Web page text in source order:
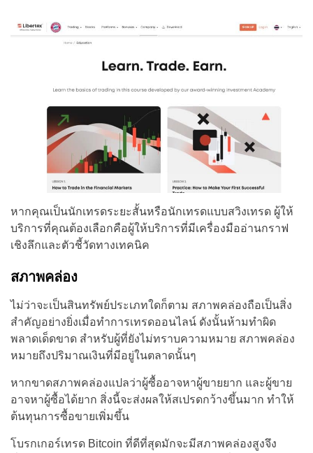
หากคุณเป็นนักเทรดระยะสั้นหรือนักเทรดแบบสวิงเทรด ผู้ให้
บริการที่คุณต้องเลือกคือผู้ให้บริการที่มีเครื่องมืออ่านกราฟ
เชิงลึกและตัวชี้วัดทางเทคนิค
สภาพคล่อง
ไม่ว่าจะเป็นสินทรัพย์ประเภทใดก็ตาม สภาพคล่องถือเป็นสิ่ง
สำคัญอย่างยิ่งเมื่อทำการเทรดออนไลน์ ดังนั้นห้ามทำผิด
พลาดเด็ดขาด สำหรับผู้ที่ยังไม่ทราบความหมาย สภาพคล่อง
หมายถึงปริมาณเงินที่มีอยู่ในตลาดนั้นๆ
หากขาดสภาพคล่องแปลว่าผู้ซื้ออาจหาผู้ขายยาก และผู้ขาย
อาจหาผู้ซื้อได้ยาก สิ่งนี้จะส่งผลให้สเปรดกว้างขึ้นมาก ทำให้
ต้นทุนการซื้อขายเพิ่มขึ้น
โบรกเกอร์เทรด Bitcoin ที่ดีที่สุดมักจะมีสภาพคล่องสูงจึง